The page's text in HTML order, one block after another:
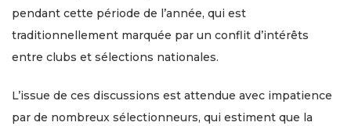
pendant cette période de l’année, qui est
traditionnellement marquée par un conflit d’intérêts
entre clubs et sélections nationales.
L’issue de ces discussions est attendue avec impatience
par de nombreux sélectionneurs, qui estiment que la